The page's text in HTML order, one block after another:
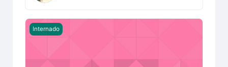
Historia Eclesiastica Internado Virtual
Internado